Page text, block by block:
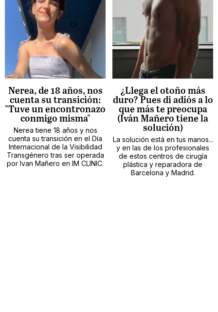
Nerea, de 18 años, nos
cuenta su transición:
"Tuve un encontronazo
conmigo misma"
Nerea tiene 18 años y nos
cuenta su transición en el Día
Internacional de la Visibilidad
Transgénero tras ser operada
por Ivan Mañero en IM CLINIC.
¿Llega el otoño más
duro? Pues di adiós a lo
que más te preocupa
(Iván Mañero tiene la
solución)
La solución está en tus manos...
y en las de los profesionales
de estos centros de cirugía
plástica y reparadora de
Barcelona y Madrid.